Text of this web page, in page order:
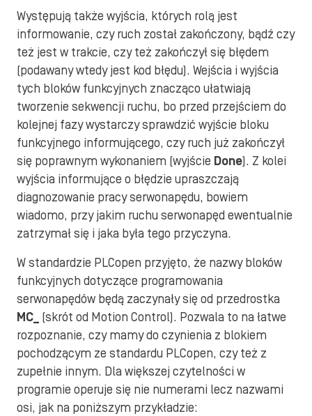
Występują także wyjścia, których rolą jest
informowanie, czy ruch został zakończony, bądź czy
też jest w trakcie, czy też zakończył się błędem
(podawany wtedy jest kod błędu). Wejścia i wyjścia
tych bloków funkcyjnych znacząco ułatwiają
tworzenie sekwencji ruchu, bo przed przejściem do
kolejnej fazy wystarczy sprawdzić wyjście bloku
funkcyjnego informującego, czy ruch już zakończył
się poprawnym wykonaniem (wyjście Done). Z kolei
wyjścia informujące o błędzie upraszczają
diagnozowanie pracy serwonapędu, bowiem
wiadomo, przy jakim ruchu serwonapęd ewentualnie
zatrzymał się i jaka była tego przyczyna.
W standardzie PLCopen przyjęto, że nazwy bloków
funkcyjnych dotyczące programowania
serwonapędów będą zaczynały się od przedrostka
MC_ (skrót od Motion Control). Pozwala to na łatwe
rozpoznanie, czy mamy do czynienia z blokiem
pochodzącym ze standardu PLCopen, czy też z
zupełnie innym. Dla większej czytelności w
programie operuje się nie numerami lecz nazwami
osi, jak na poniższym przykładzie: